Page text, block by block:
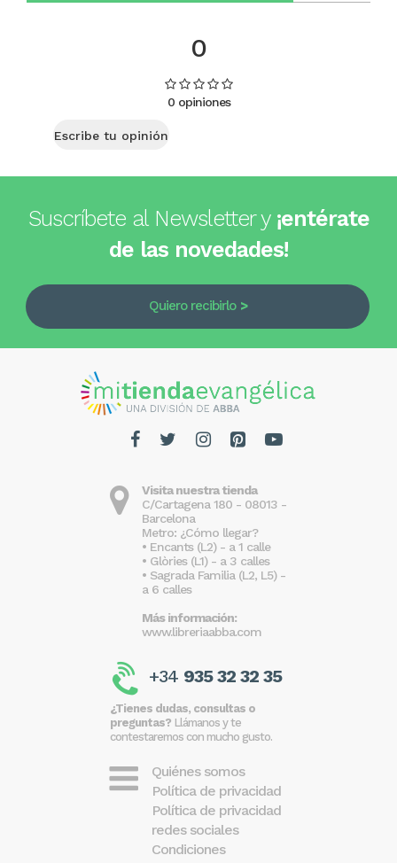
0
0 opiniones
Escribe tu opinión
Suscríbete al Newsletter y ¡entérate
de las novedades!
Quiero recibirlo
Visita nuestra tienda
C/Cartagena 180 - 08013 -
Barcelona
Metro: ¿Cómo llegar?
• Encants (L2) - a 1 calle
• Glòries (L1) - a 3 calles
• Sagrada Familia (L2, L5) -
a 6 calles
Más información:
www.libreriaabba.com
+34 935 32 32 35
¿Tienes dudas, consultas o
preguntas? Llámanos y te
contestaremos con mucho gusto.
Quiénes somos
Política de privacidad
Política de privacidad
redes sociales
Condiciones